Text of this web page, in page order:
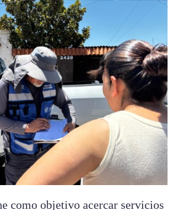
como objetivo acercar servicios